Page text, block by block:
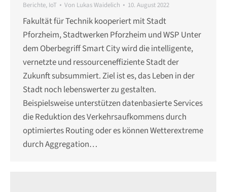
Berichte, IoT Von Lukas Waidelich 10. August 2022
Fakultät für Technik kooperiert mit Stadt
Pforzheim, Stadtwerken Pforzheim und WSP Unter
dem Oberbegriff Smart City wird die intelligente,
vernetzte und ressourceneffiziente Stadt der
Zukunft subsummiert. Ziel ist es, das Leben in der
Stadt noch lebenswerter zu gestalten.
Beispielsweise unterstützen datenbasierte Services
die Reduktion des Verkehrsaufkommens durch
optimiertes Routing oder es können Wetterextreme
durch Aggregation…